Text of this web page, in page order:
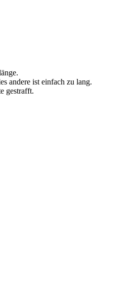
andere ist einfach zu lang.
gestrafft.